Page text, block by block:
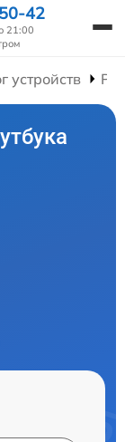
42
21:00
устройств